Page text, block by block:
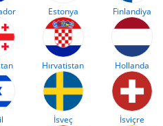
Estonya Finlandiya
Hırvatistan Hollanda
İsveç İsviçre